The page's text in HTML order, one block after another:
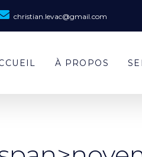
christian.levac@gmail.com
À PROPOS